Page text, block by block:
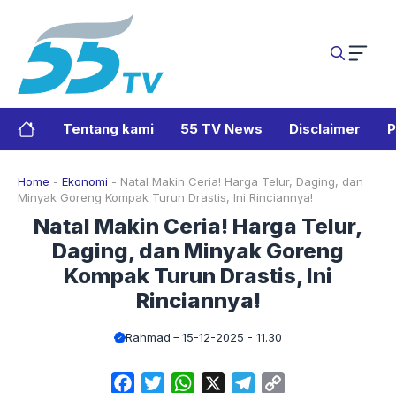
Tentang kami 55 TV News Disclaimer
Home - Ekonomi - Natal Makin Ceria! Harga Telur, Daging, dan
Minyak Goreng Kompak Turun Drastis, Ini Rinciannya!
Natal Makin Ceria! Harga Telur,
Daging, dan Minyak Goreng
Kompak Turun Drastis, Ini
Rinciannya!
Rahmad 15-12-2025 - 11.30
FacebookTwitterWhatsApp Telegram